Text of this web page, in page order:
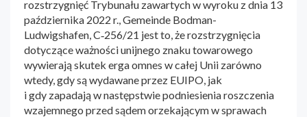
rozstrzygnięć Trybunału zawartych w wyroku z dnia 13
października 2022 r., Gemeinde Bodman-
Ludwigshafen, C‑256/21 jest to, że rozstrzygnięcia
dotyczące ważności unijnego znaku towarowego
wywierają skutek erga omnes w całej Unii zarówno
wtedy, gdy są wydawane przez EUIPO, jak
i gdy zapadają w następstwie podniesienia roszczenia
wzajemnego przed sądem orzekającym w sprawach